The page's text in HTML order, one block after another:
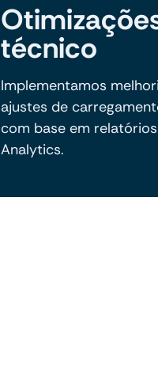
técnico
Implementamos
ajustes de
com base em
Analytics.